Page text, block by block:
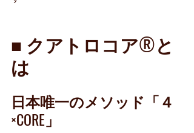
■ クアトロコア®︎と
は
日本唯一のメソッド「４
×CORE」